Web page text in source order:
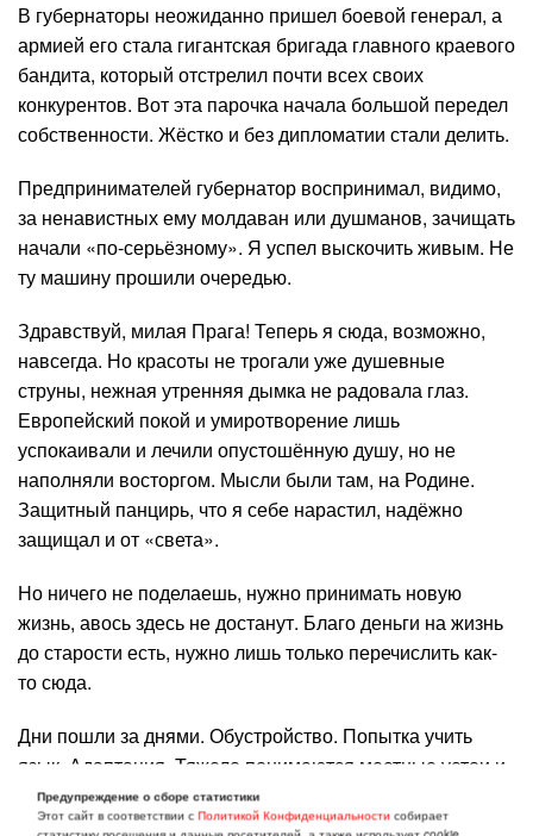
В губернаторы неожиданно пришел боевой генерал, а
армией его стала гигантская бригада главного краевого
бандита, который отстрелил почти всех своих
конкурентов. Вот эта парочка начала большой передел
собственности. Жёстко и без дипломатии стали делить.
Предпринимателей губернатор воспринимал, видимо,
за ненавистных ему молдаван или душманов, зачищать
начали «по-серьёзному». Я успел выскочить живым. Не
ту машину прошили очередью.
Здравствуй, милая Прага! Теперь я сюда, возможно,
навсегда. Но красоты не трогали уже душевные
струны, нежная утренняя дымка не радовала глаз.
Европейский покой и умиротворение лишь
успокаивали и лечили опустошённую душу, но не
наполняли восторгом. Мысли были там, на Родине.
Защитный панцирь, что я себе нарастил, надёжно
защищал и от «света».
Но ничего не поделаешь, нужно принимать новую
жизнь, авось здесь не достанут. Благо деньги на жизнь
до старости есть, нужно лишь только перечислить как-
то сюда.
Дни пошли за днями. Обустройство. Попытка учить
язык. Адаптация. Тяжело понимаются местные устои и
правила ведения дел. Напоминаю себе фронтовика,
вернувшегося в мирную жизнь. Идей никаких. Желаний
Предупреждение о сборе статистики
Этот сайт в соответствии сПолитикой Конфиденциальности собирает